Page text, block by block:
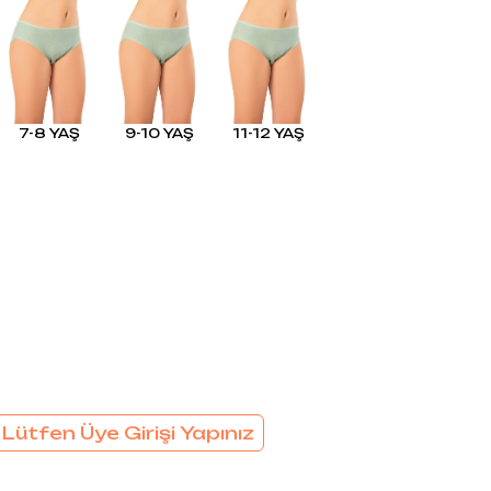
SÜTYEN TAKIM
KADIN
ÇAMAŞIR
TAKIMI
KADIN KORSE
7-8 YAŞ 9-10 YAŞ 11-12 YAŞ
Üye Girişi Yapınız